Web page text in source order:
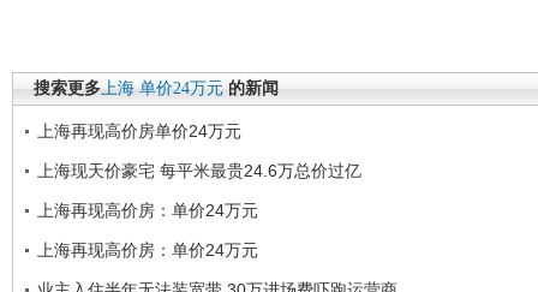
搜索更多上海 单价24万元 的新闻
上海再现高价房单价24万元
上海现天价豪宅 每平米最贵24.6万总价过亿
上海再现高价房：单价24万元
上海再现高价房：单价24万元